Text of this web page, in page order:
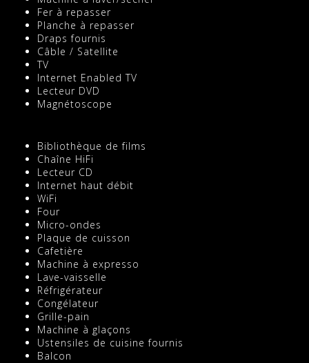
Fer à repasser
Planche à repasser
Draps fournis
Câble / Satellite
TV
Internet Enabled TV
Lecteur DVD
Magnétoscope
Bibliothèque de films
Chaîne HiFi
Lecteur CD
Internet haut débit
WiFi
Four
Micro-ondes
Plaque de cuisson
Cafetière
Machine à expresso
Lave-vaisselle
Réfrigérateur
Congélateur
Grille-pain
Machine à glaçons
Ustensiles de cuisine fournis
Balcon